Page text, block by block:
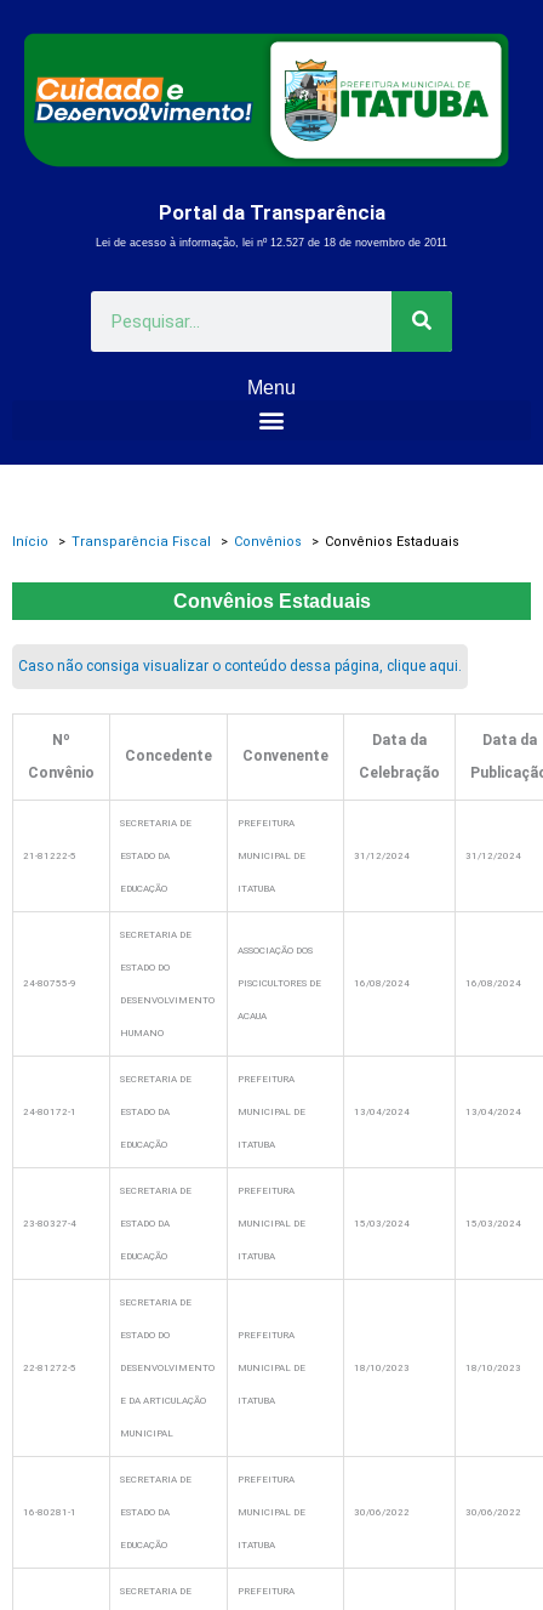
para
conteúdo
Portal da Transparência
Lei de acesso à informação, lei nº 12.527 de 18 de novembro de 2011
Menu
Início Transparência Fiscal Convênios Convênios Estaduais
Convênios Estaduais
Caso não consiga visualizar o conteúdo dessa página, clique aqui.
Nº
Convênio
Concedente Convenente
Data da
Celebração
Data da
21-81222-5
SECRETARIA DE
ESTADO DA
EDUCAÇÃO
PREFEITURA
MUNICIPAL DE
ITATUBA
31/12/2024 31/12/2024
24-80755-9
SECRETARIA DE
ESTADO DO
DESENVOLVIMENTO
HUMANO
ASSOCIAÇÃO DOS
PISCICULTORES DE
ACAUA
16/08/2024 16/08/2024
24-80172-1
SECRETARIA DE
ESTADO DA
EDUCAÇÃO
PREFEITURA
MUNICIPAL DE
ITATUBA
13/04/2024 13/04/2024
23-80327-4
SECRETARIA DE
ESTADO DA
EDUCAÇÃO
PREFEITURA
MUNICIPAL DE
ITATUBA
15/03/2024 15/03/2024
22-81272-5
SECRETARIA DE
ESTADO DO
DESENVOLVIMENTO
E DA ARTICULAÇÃO
MUNICIPAL
PREFEITURA
MUNICIPAL DE
ITATUBA
18/10/2023 18/10/2023
16-80281-1
SECRETARIA DE
ESTADO DA
EDUCAÇÃO
PREFEITURA
MUNICIPAL DE
ITATUBA
30/06/2022 30/06/2022
SECRETARIA DE PREFEITURA